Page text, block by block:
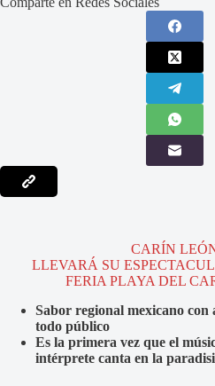
CARÍN
LLEVARÁ SU
FERIA PLAYA DEL
Sabor regional mexicano con
todo público
Es la primera vez que el
intérprete canta en la